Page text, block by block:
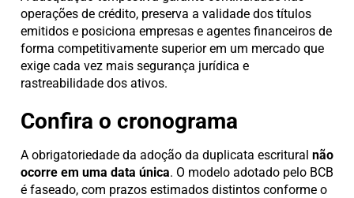
operações de crédito, preserva a validade dos títulos
emitidos e posiciona empresas e agentes financeiros de
forma competitivamente superior em um mercado que
exige cada vez mais segurança jurídica e
rastreabilidade dos ativos.
Confira o cronograma
A obrigatoriedade da adoção da duplicata escritural não
ocorre em uma data única. O modelo adotado pelo BCB
é faseado, com prazos estimados distintos conforme o